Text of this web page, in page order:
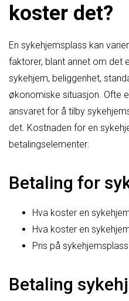
koster det?
En sykehjemsplass kan
faktorer, blant annet om det
sykehjem, beliggenhet,
økonomiske situasjon. Ofte
ansvaret for å tilby
det. Kostnaden for en
betalingselementer:
Betaling for
Hva koster en
Hva koster en
Pris på sykehjemsplass
Betaling